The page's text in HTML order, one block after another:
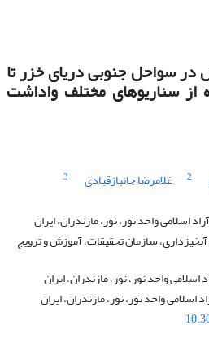
سواحل جنوبی دریای خزر تا
استفاده از سناریوهای مختلف واداشت
2 غلامرضا جانبازقبادی 3
اسلامی واحد نور، نور، مازندران، ایران
سازمان تحقیقات، آموزش و ترویج
واحد نور، نور، مازندران، ایران
اسلامی واحد نور، نور، مازندران، ایران